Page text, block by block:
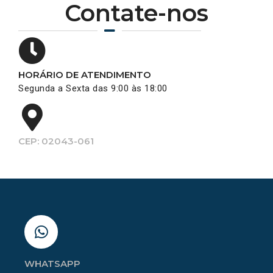
Contate-nos
HORÁRIO DE ATENDIMENTO
Segunda a Sexta das 9:00 às 18:00
CEP: 02043-061
WHATSAPP